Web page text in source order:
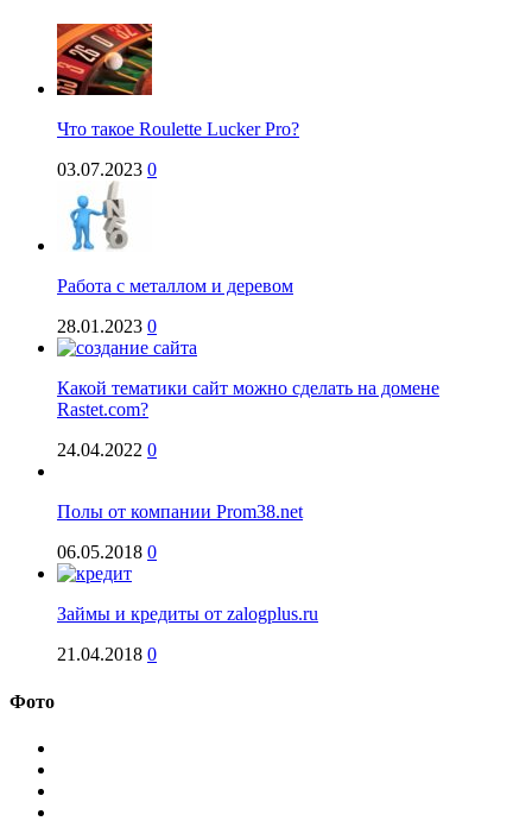
Что такое Roulette Lucker Pro?
03.07.2023 0
Работа с металлом и деревом
28.01.2023 0
Какой тематики сайт можно сделать на домене
Rastet.com?
24.04.2022 0
Полы от компании Prom38.net
06.05.2018 0
Займы и кредиты от zalogplus.ru
21.04.2018 0
Фото